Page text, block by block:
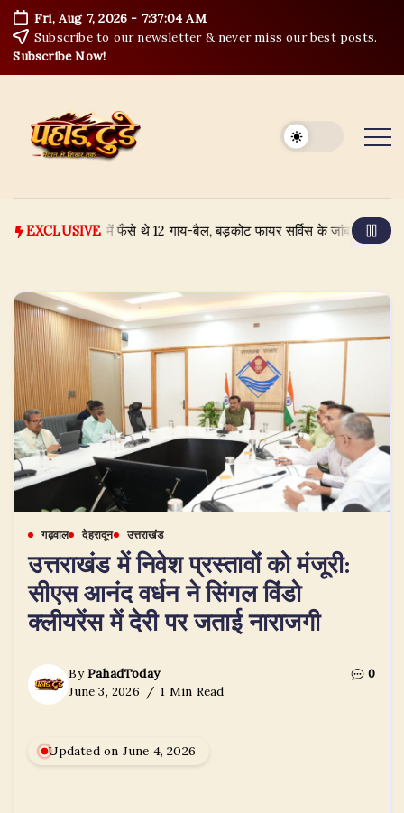
Skip
to
content
Fri, Aug 7, 2026 - 7:37:05 AM
Subscribe to our newsletter & never miss our best posts.
Subscribe Now!
EXCLUSIVE
के उफान में फँसे थे 12 गाय-बैल, बड़कोट फायर सर्विस के जांबाजों ने ऐसे बचाया
गढ़वाल देहरादून उत्तराखंड
उत्तराखंड में निवेश प्रस्तावों को मंजूरी:
सीएस आनंद वर्धन ने सिंगल विंडो
क्लीयरेंस में देरी पर जताई नाराजगी
ByPahadToday
June 3, 2026
1 Min Read
0
Updated on June 4, 2026